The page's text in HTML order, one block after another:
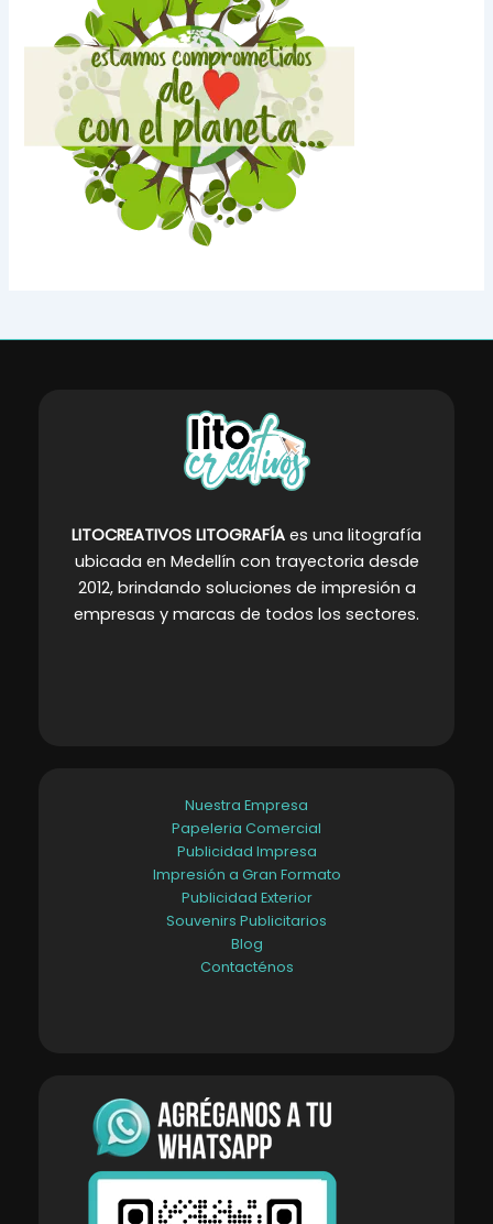
LITOCREATIVOS LITOGRAFÍA es una litografía
ubicada en Medellín con trayectoria desde
2012, brindando soluciones de impresión a
empresas y marcas de todos los sectores.
Nuestra Empresa
Papeleria Comercial
Publicidad Impresa
Impresión a Gran Formato
Publicidad Exterior
Souvenirs Publicitarios
Blog
Contacténos